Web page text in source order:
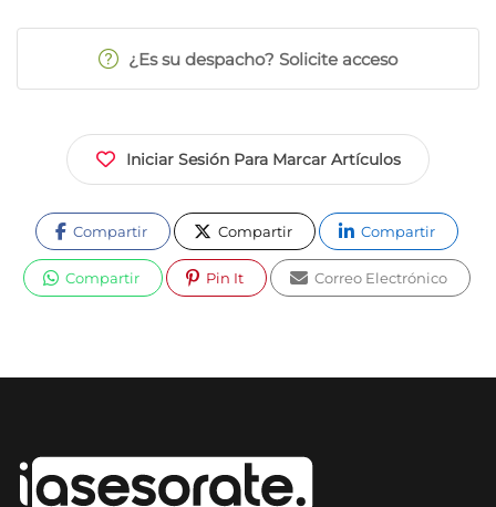
¿Es su despacho? Solicite acceso
Iniciar Sesión Para Marcar Artículos
Compartir Compartir Compartir
Compartir Pin It Correo Electrónico